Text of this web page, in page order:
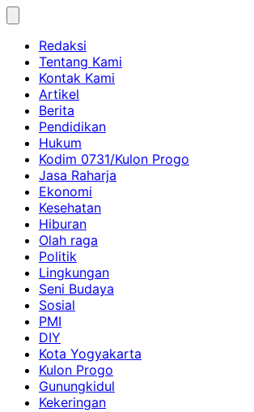
Skip
contentRedaksi
Tentang Kami
Kontak Kami
Artikel
Berita
Pendidikan
Hukum
Kodim 0731/Kulon Progo
Jasa Raharja
Ekonomi
Kesehatan
Hiburan
Olah raga
Politik
Lingkungan
Seni Budaya
Sosial
PMI
DIY
Kota Yogyakarta
Kulon Progo
Gunungkidul
Kekeringan